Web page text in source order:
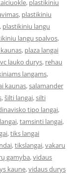
, plastikiniu
, plastikiniu
, plastikiniu langu
langu spalvos,
, plaza langai
lauko durys, rehau
langams,
kaunas,salamander
,šilti langai,silti
tipo langai,
,tamsinti langai,
,tiks langai
,tikslangai,vakaru
gamyba,vidaus
kaune,vidaus durys